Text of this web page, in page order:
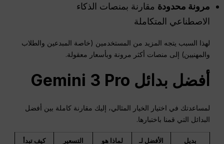
مرونة محدودة مقارنة بمنصات الذكاء
الاصطناعي المتكاملة
لهذا السبب يتجه المزيد من المستخدمين (خاصة المبدعين والطلاب
والمهنيين) إلى منصات أكثر مرونة وبأسعار معقولة.
أفضل بدائل Gemini 3 Pro
لمساعدتك في اختيار الخيار المثالي، إليك مقارنة كاملة بين أفضل
البدائل التي قمنا باختبارها.
بديل الأفضل لـ
لماذا هو
التسعير
كيف تبدأ